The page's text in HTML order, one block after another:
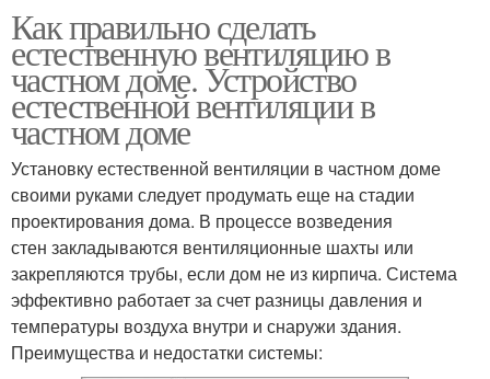
Как правильно сделать
естественную вентиляцию в
частном доме. Устройство
естественной вентиляции в
частном доме
Установку естественной вентиляции в частном доме
своими руками следует продумать еще на стадии
проектирования дома. В процессе возведения
стен закладываются вентиляционные шахты или
закрепляются трубы, если дом не из кирпича. Система
эффективно работает за счет разницы давления и
температуры воздуха внутри и снаружи здания.
Преимущества и недостатки системы: